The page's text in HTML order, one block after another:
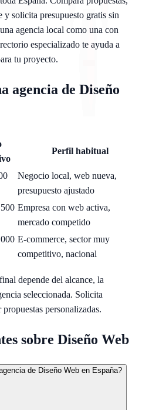
solicita presupuesto gratis sin
agencia local como una con
especializado te ayuda a
tu proyecto.
agencia de Diseño
Perfil habitual
Negocio local, web nueva,
presupuesto ajustado
Empresa con web activa,
mercado competido
E-commerce, sector muy
competitivo, nacional
depende del alcance, la
seleccionada. Solicita
personalizadas.
sobre Diseño Web
de Diseño Web en España?